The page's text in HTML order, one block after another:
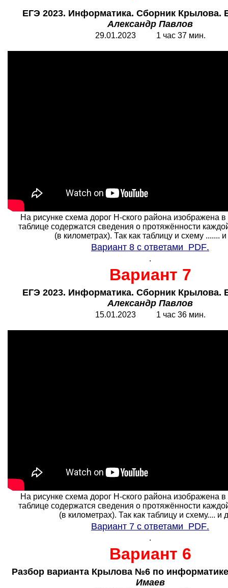
ЕГЭ 2023. Информатика. Сборник Крылова.
Александр Павлов
29.01.2023 1 час 37 мин.
На рисунке схема дорог Н-ского района изображена
таблице содержатся сведения о протяжённости
(в километрах). Так как таблицу и схему .......
Вариант 8 с ответами PDF.
.
Вариант 7
ЕГЭ 2023. Информатика. Сборник Крылова.
Александр Павлов
15.01.2023 1 час 36 мин.
На рисунке схема дорог Н-ского района изображена
таблице содержатся сведения о протяжённости
(в километрах). Так как таблицу и схему.... и
Вариант 7 с ответами PDF.
.
Вариант 6
Разбор варианта Крылова №6 по
Имаев